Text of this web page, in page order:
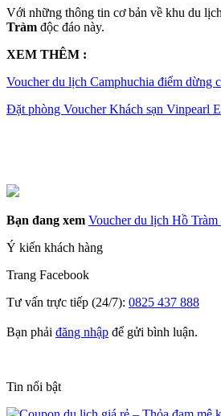
Với những thông tin cơ bản về khu du
Tràm độc đáo này.
XEM THÊM :
Voucher du lịch Camphuchia điểm dừng
Đặt phòng Voucher Khách sạn Vinpearl
Bạn đang xem Voucher du lịch Hồ
Ý kiến khách hàng
Trang Facebook
Tư vấn trực tiếp (24/7): 0825 437 888
Bạn phải đăng nhập để gửi bình luận.
Tin nổi bật